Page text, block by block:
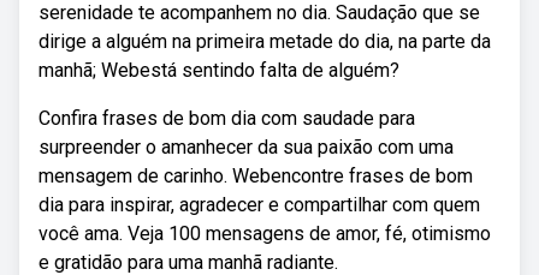
serenidade te acompanhem no dia. Saudação que se
dirige a alguém na primeira metade do dia, na parte da
manhã; Webestá sentindo falta de alguém?
Confira frases de bom dia com saudade para
surpreender o amanhecer da sua paixão com uma
mensagem de carinho. Webencontre frases de bom
dia para inspirar, agradecer e compartilhar com quem
você ama. Veja 100 mensagens de amor, fé, otimismo
e gratidão para uma manhã radiante.